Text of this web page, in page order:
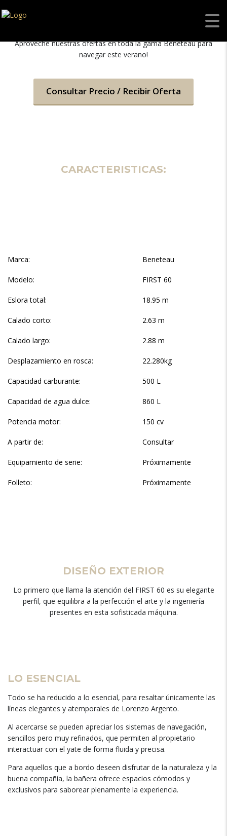
Aproveche nuestras ofertas en toda la gama Beneteau para
navegar este verano!
Consultar Precio / Recibir Oferta
CARACTERISTICAS:
Marca: Beneteau
Modelo: FIRST 60
Eslora total: 18.95 m
Calado corto: 2.63 m
Calado largo: 2.88 m
Desplazamiento en rosca: 22.280kg
Capacidad carburante: 500 L
Capacidad de agua dulce: 860 L
Potencia motor: 150 cv
A partir de: Consultar
Equipamiento de serie: Próximamente
Folleto: Próximamente
DISEÑO EXTERIOR
Lo primero que llama la atención del FIRST 60 es su elegante
perfil, que equilibra a la perfección el arte y la ingeniería
presentes en esta sofisticada máquina.
LO ESENCIAL
Todo se ha reducido a lo esencial, para resaltar únicamente las
líneas elegantes y atemporales de Lorenzo Argento.
Al acercarse se pueden apreciar los sistemas de navegación,
sencillos pero muy refinados, que permiten al propietario
interactuar con el yate de forma fluida y precisa.
Para aquellos que a bordo deseen disfrutar de la naturaleza y la
buena compañía, la bañera ofrece espacios cómodos y
exclusivos para saborear plenamente la experiencia.